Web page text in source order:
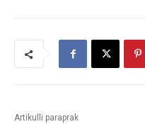
Artikulli paraprak